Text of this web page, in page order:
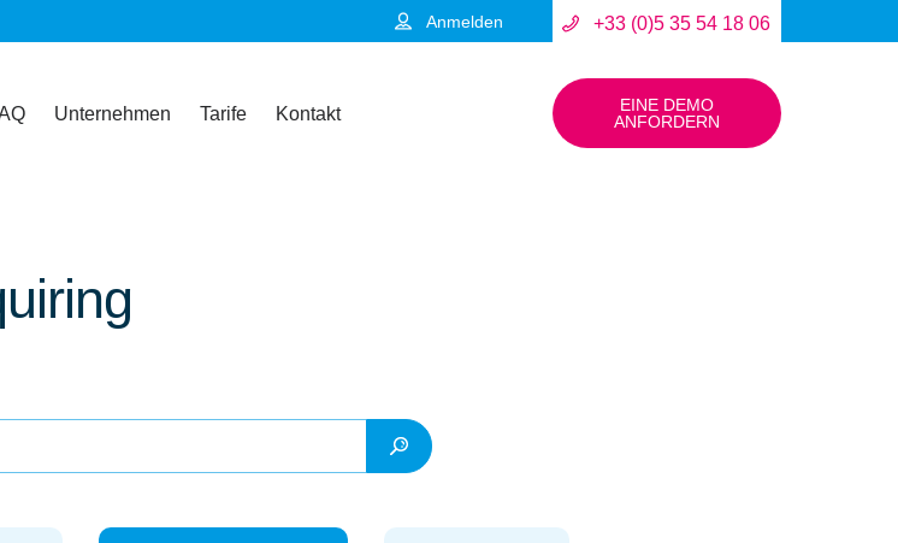
Anmelden +33 (0)5 35 54 18 06
Unternehmen Tarife Kontakt
EINE DEMO
ANFORDERN